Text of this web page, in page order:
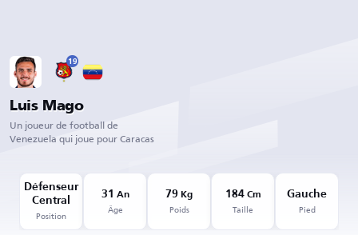
19
Luis Mago
Un joueur de football de
Venezuela qui joue pour Caracas
Défenseur
Central
Position
31 An
Âge
79 Kg
Poids
184Cm
Taille
Gauche
Pied